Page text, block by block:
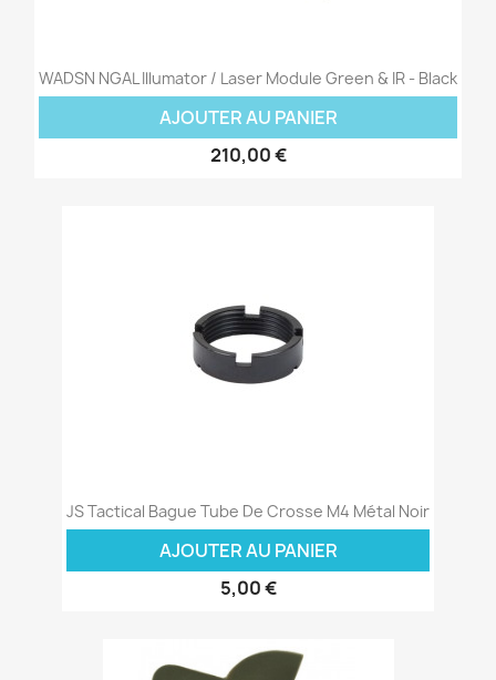
WADSN NGAL Illumator / Laser Module Green & IR - Black
AJOUTER AU PANIER
210,00 €
JS Tactical Bague Tube De Crosse M4 Métal Noir
AJOUTER AU PANIER
5,00 €